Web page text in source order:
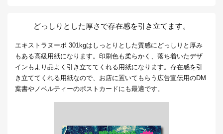
どっしりとした厚さで存在感を引き立てます。
エキストラヌーボ 301kgはしっとりとした質感にどっしりと厚み
もある高級用紙になります。印刷色も柔らかく、落ち着いたデザ
インもより品よく引き立ててくれる用紙になります。存在感を引
き立ててくれる用紙なので、お店に置いてもらう広告宣伝用のDM
葉書やノベルティーのポストカードにも最適です。